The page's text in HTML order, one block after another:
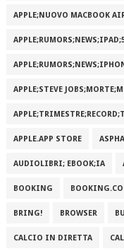
APPLE;NUOVO MACBOOK
APPLE;STEVE
APPLE.APP STORE
AUDIOLIBRI; EBOOK;IA
BOOKING
BRING! BROWSER
CALCIO IN DIRETTA